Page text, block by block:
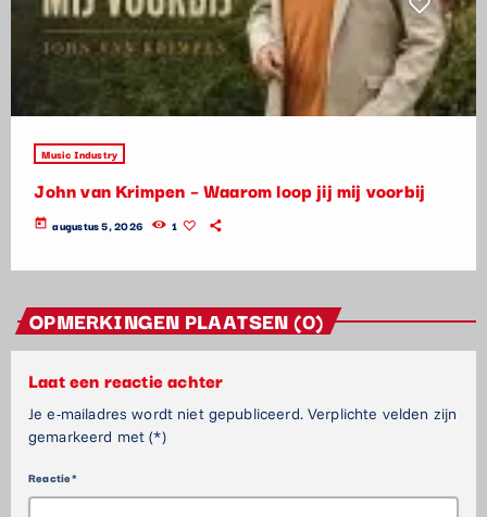
Music Industry
John van Krimpen – Waarom loop jij mij voorbij
today augustus 5, 2026 1
OPMERKINGEN PLAATSEN (0)
Laat een reactie achter
Je e-mailadres wordt niet gepubliceerd. Verplichte velden zijn
gemarkeerd met (*)
Reactie*